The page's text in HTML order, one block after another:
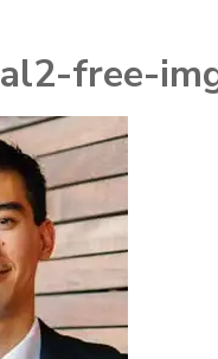
free-